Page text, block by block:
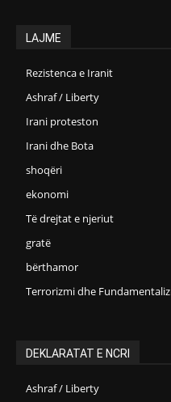
LAJME
Rezistenca e Iranit
Ashraf / Liberty
Irani proteston
Irani dhe Bota
shoqëri
ekonomi
Të drejtat e njeriut
gratë
bërthamor
Terrorizmi dhe
DEKLARATAT E NCRI
Ashraf / Liberty